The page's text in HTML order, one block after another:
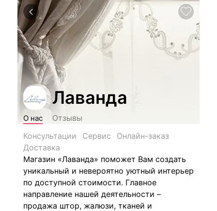
Лаванда
О нас
Отзывы
Консультации
Сервис
Онлайн-заказ
Доставка
Магазин «Лаванда» поможет Вам создать
уникальный и невероятно уютный интерьер
по доступной стоимости. Главное
направление нашей деятельности –
продажа штор, жалюзи, тканей и